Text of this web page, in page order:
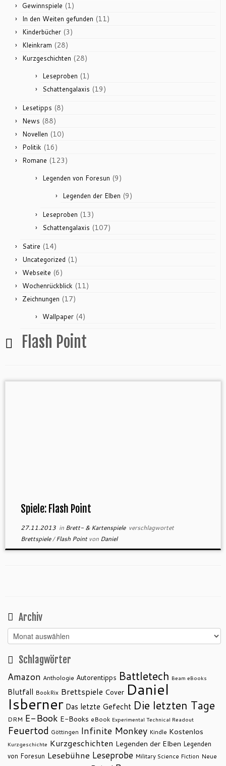
Gewinnspiele (1)
In den Weiten gefunden (11)
Kinderbücher (3)
Kleinkram (28)
Kurzgeschichten (28)
Leseproben (1)
Schattengalaxis (19)
Lesetipps (8)
News (88)
Novellen (10)
Politik (16)
Romane (123)
Legenden von Foresun (9)
Legenden der Elben (9)
Leseproben (13)
Schattengalaxis (107)
Satire (14)
Uncategorized (1)
Webseite (6)
Wochenrückblick (11)
Zeichnungen (17)
Wallpaper (4)
Flash Point
Spiele: Flash Point
27.11.2013in Brett- & Kartenspiele verschlagwortet
Brettspiele/Flash Point von Daniel
Archiv
Archiv
Schlagwörter
Amazon Anthologie Autorentipps Battletech Beam eBooks
Blutfall BookRix Brettspiele Cover Daniel
Isberner Das letzte Gefecht Die letzten Tage
DRM E-Book E-Books eBook Experimental Technical Readout
Feuertod Göttingen Infinite Monkey Kindle Kostenlos
Kurzgeschichte Kurzgeschichten Legenden der Elben Legenden
von Foresun Lesebühne Leseprobe Military Science Fiction Neue